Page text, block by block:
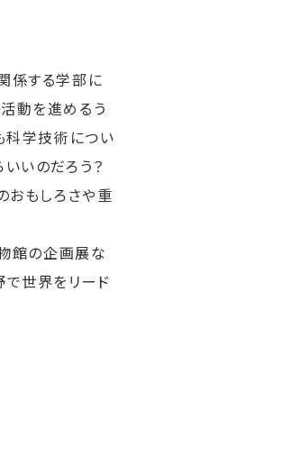
係する学部に
動を進めるう
科学技術につい
いのだろう？
おもしろさや重
館の企画展な
世界をリード